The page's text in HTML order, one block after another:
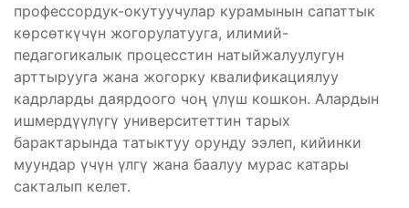
профессордук-окутуучулар курамынын сапаттык
көрсөткүчүн жогорулатууга, илимий-
педагогикалык процесстин натыйжалуулугун
арттырууга жана жогорку квалификациялуу
кадрларды даярдоого чоң үлүш кошкон. Алардын
ишмердүүлүгү университеттин тарых
барактарында татыктуу орунду ээлеп, кийинки
муундар үчүн үлгү жана баалуу мурас катары
сакталып келет.